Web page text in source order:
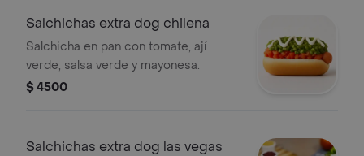
Salchichas extra dog chilena
Salchicha en pan con tomate, ají
verde, salsa verde y mayonesa.
$ 4500
Salchichas extra dog las vegas